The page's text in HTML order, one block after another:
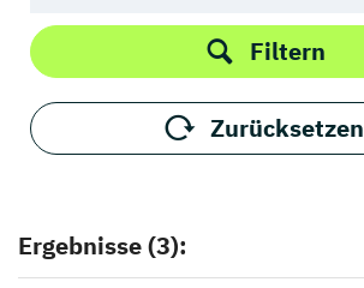
Filtern
Zurücksetzen
Ergebnisse (3):